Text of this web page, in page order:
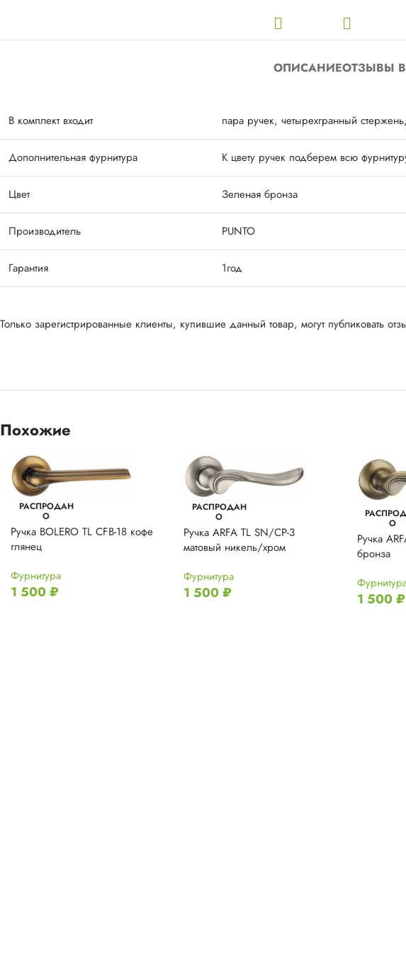
ОПИСАНИЕОТЗЫВЫ
В комплект входит пара ручек, четырехгранный
Дополнительная фурнитура К цвету ручек подберем всю
Цвет Зеленая бронза
Производитель PUNTO
Гарантия 1год
Только зарегистрированные клиенты, купившие данный товар, могут публиковать
Похожие
РАСПРОДАН
О
Ручка BOLERO TL CFB-18 кофе
глянец
Фурнитура
1 500₽
РАСПРОДАН
О
Ручка ARFA TL SN/CP-3
матовый никель/хром
Фурнитура
1 500₽
О
Ручка
бронза
1 500₽